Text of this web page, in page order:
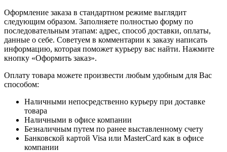
Оформление заказа в стандартном режиме выглядит
следующим образом. Заполняете полностью форму по
последовательным этапам: адрес, способ доставки, оплаты,
данные о себе. Советуем в комментарии к заказу написать
информацию, которая поможет курьеру вас найти. Нажмите
кнопку «Оформить заказ».
Оплату товара можете произвести любым удобным для Вас
способом:
Наличными непосредственно курьеру при доставке
товара
Наличными в офисе компании
Безналичным путем по ранее выставленному счету
Банковской картой Visa или MasterCard как в офисе
компании